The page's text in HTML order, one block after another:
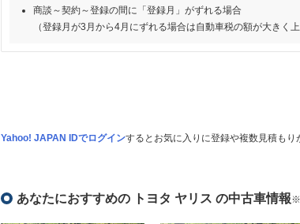
商談～契約～登録の間に「登録月」がずれる場合
（登録月が3月から4月にずれる場合は自動車税の額が大きく上
Yahoo! JAPAN IDでログインするとお気に入りに登録や複数見積もり
あなたにおすすめの トヨタ ヤリス の中古車情報※